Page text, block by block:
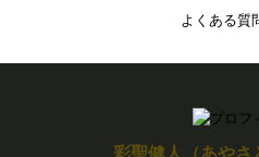
よくある質